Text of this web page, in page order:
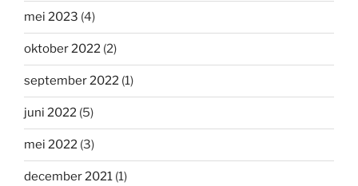
mei 2023 (4)
oktober 2022 (2)
september 2022 (1)
juni 2022 (5)
mei 2022 (3)
december 2021 (1)